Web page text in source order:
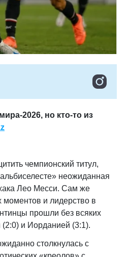
2026, но кто-то из
чемпионский титул,
неожиданная
Лео Месси. Сам же
и лидерство в
прошли без всяких
(2:0) и Иорданией (3:1).
столкнулась с